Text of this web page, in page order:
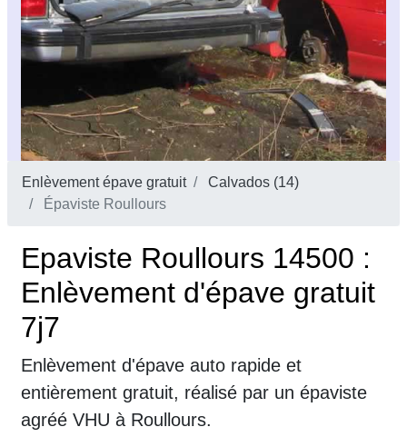
Enlèvement épave gratuit
Calvados (14)
Épaviste Roullours
Epaviste Roullours 14500 :
Enlèvement d'épave gratuit
7j7
Enlèvement d'épave auto rapide et
entièrement gratuit, réalisé par un épaviste
agréé VHU à Roullours.